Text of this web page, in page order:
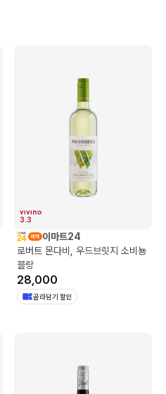
3.3
이마트24
로버트 몬다비, 우드브릿지 소비뇽
블랑
28,000
골라담기 할인